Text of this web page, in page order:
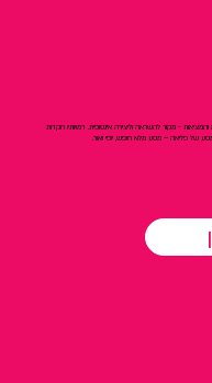
- מקור להשראה וליצירה אינסופית. דמויותיו רוקדות
של פליאה – מסע מלא חופש, יופי ואור.